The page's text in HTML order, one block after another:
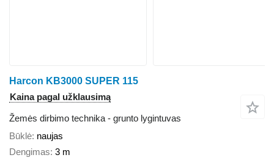
Harcon KB3000 SUPER 115
Kaina pagal užklausimą
Žemės dirbimo technika - grunto lygintuvas
Būklė naujas
Dengimas 3 m